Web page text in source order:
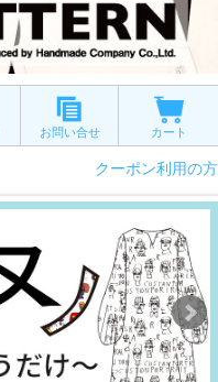
お問い合せ カート
クーポン利用の方